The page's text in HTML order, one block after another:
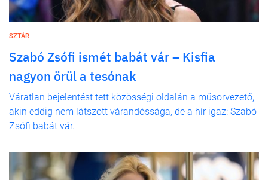
SZTÁR
Szabó Zsófi ismét babát vár – Kisfia
nagyon örül a tesónak
Váratlan bejelentést tett közösségi oldalán a műsorvezető,
akin eddig nem látszott várandóssága, de a hír igaz: Szabó
Zsófi babát vár.